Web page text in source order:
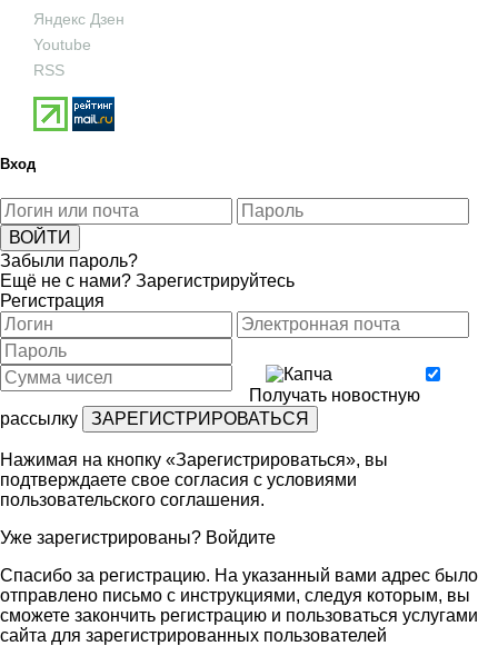
Яндекс Дзен
Youtube
RSS
Вход
Забыли пароль?
Ещё не с нами? Зарегистрируйтесь
Регистрация
Получать новостную
рассылку
Нажимая на кнопку «Зарегистрироваться», вы
подтверждаете свое согласия с условиями
пользовательского соглашения.
Уже зарегистрированы? Войдите
Спасибо за регистрацию. На указанный вами адрес было
отправлено письмо с инструкциями, следуя которым, вы
сможете закончить регистрацию и пользоваться услугами
сайта для зарегистрированных пользователей